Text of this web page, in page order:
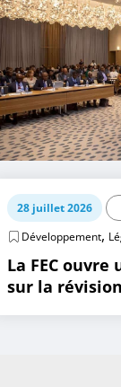
28 juillet 2026
Développement,
La FEC
sur la